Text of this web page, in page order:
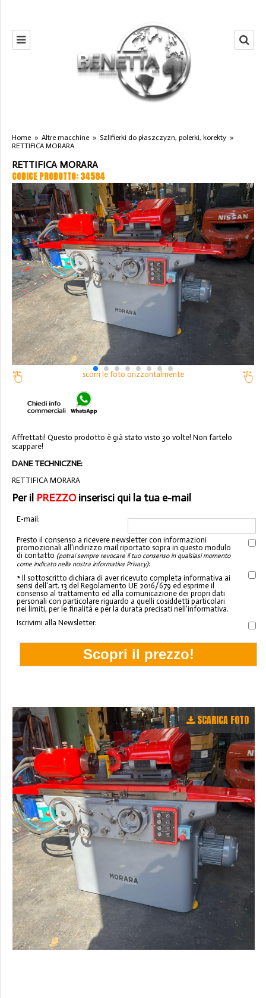
Home » Altre macchine » Szlifierki do płaszczyzn, polerki, korekty »
RETTIFICA MORARA
RETTIFICA MORARA
CODICE PRODOTTO: 34584
scorri le foto orizzontalmente
Affrettati! Questo prodotto è già stato visto 30 volte! Non fartelo
scappare!
DANE TECHNICZNE:
RETTIFICA MORARA
Per il PREZZOinserisci qui la tua e-mail
E-mail:
Presto il consenso a ricevere newsletter con informazioni
promozionali all'indirizzo mail riportato sopra in questo modulo
di contatto (potrai sempre revocare il tuo consenso in qualsiasi momento
come indicato nella nostra informativa Privacy):
* Il sottoscritto dichiara di aver ricevuto completa informativa ai
sensi dell'art. 13 del Regolamento UE 2016/679 ed esprime il
consenso al trattamento ed alla comunicazione dei propri dati
personali con particolare riguardo a quelli cosiddetti particolari
nei limiti, per le finalità e per la durata precisati nell'informativa.
Iscrivimi alla Newsletter:
SCARICA FOTO